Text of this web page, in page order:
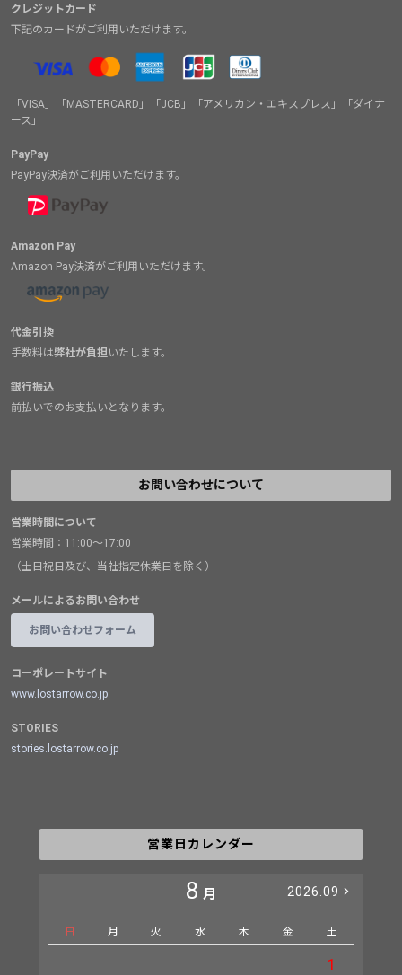
クレジットカード
下記のカードがご利用いただけます。
「VISA」「MASTERCARD」「JCB」「アメリカン・エキスプレス」「ダイナ
ース」
PayPay
PayPay決済がご利用いただけます。
Amazon Pay
Amazon Pay決済がご利用いただけます。
代金引換
手数料は弊社が負担いたします。
銀行振込
前払いでのお支払いとなります。
お問い合わせについて
営業時間について
営業時間：11:00～17:00
（土日祝日及び、当社指定休業日を除く）
メールによるお問い合わせ
お問い合わせフォーム
コーポレートサイト
www.lostarrow.co.jp
STORIES
stories.lostarrow.co.jp
営業日カレンダー
8 月 2026.09
日 月 火 水 木 金 土
1